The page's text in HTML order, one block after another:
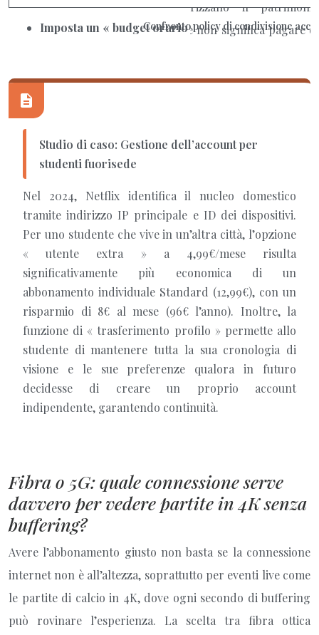
Confronto policy di condivisione
Studio di caso: Gestione dell’account per
studenti fuorisede
Nel 2024, Netflix identifica il nucleo domestico
tramite indirizzo IP principale e ID dei dispositivi.
Per uno studente che vive in un’altra città, l’opzione
« utente extra » a 4,99€/mese risulta
significativamente più economica di un
abbonamento individuale Standard (12,99€), con un
risparmio di 8€ al mese (96€ l’anno). Inoltre, la
funzione di « trasferimento profilo » permette allo
studente di mantenere tutta la sua cronologia di
visione e le sue preferenze qualora in futuro
decidesse di creare un proprio account
indipendente, garantendo continuità.
Fibra o 5G: quale connessione serve
davvero per vedere partite in 4K senza
buffering?
Avere l’abbonamento giusto non basta se la connessione
internet non è all’altezza, soprattutto per eventi live come
le partite di calcio in 4K, dove ogni secondo di buffering
può rovinare l’esperienza. La scelta tra fibra ottica